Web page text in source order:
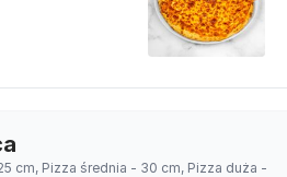
cm, Pizza średnia - 30 cm, Pizza duża -